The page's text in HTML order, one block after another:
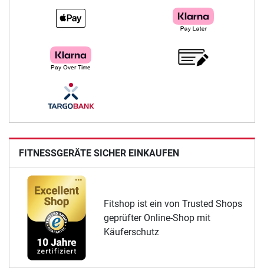
FITNESSGERÄTE SICHER EINKAUFEN
Fitshop ist ein von Trusted Shops
geprüfter Online-Shop mit
Käuferschutz